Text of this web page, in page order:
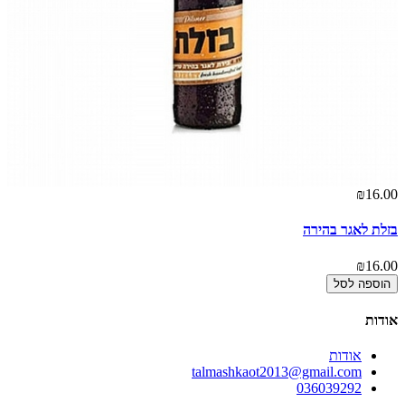
₪16.00
בזלת לאגר בהירה
₪16.00
הוספה לסל
אודות
אודות
talmashkaot2013@gmail.com
036039292